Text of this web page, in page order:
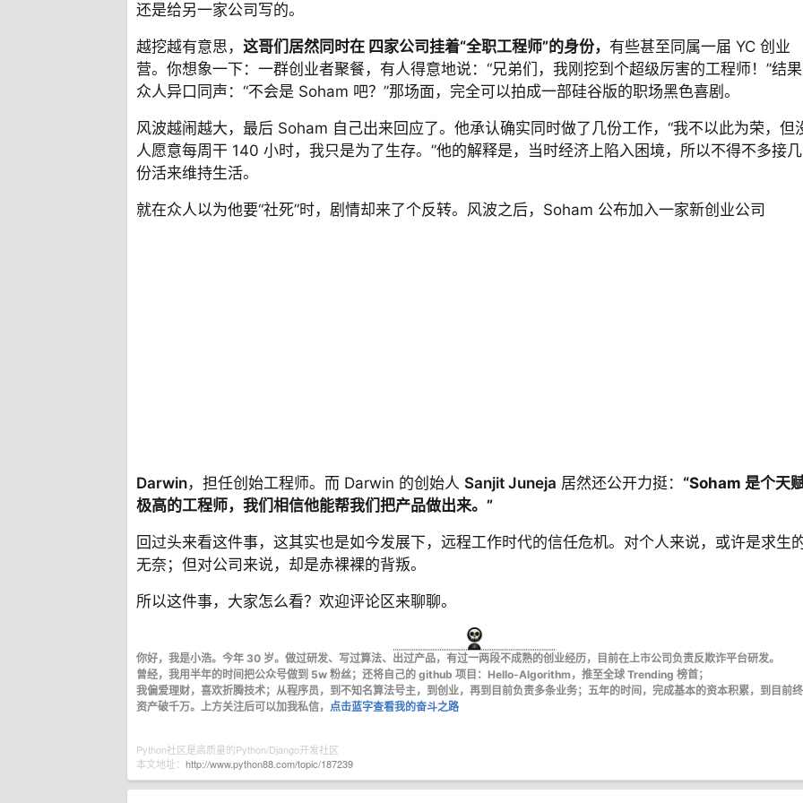
还是给另一家公司写的。
越挖越有意思， 这哥们居然同时在 四家公司挂着“全职工程师”的身份， 有些甚至同属一届 YC 创业
营。你想象一下：一群创业者聚餐，有人得意地说：“兄弟们，我刚挖到个超级厉害的工程师！”结果
众人异口同声：“不会是 Soham 吧？”那场面，完全可以拍成一部硅谷版的职场黑色喜剧。
风波越闹越大，最后 Soham 自己出来回应了。他承认确实同时做了几份工作，“我不以此为荣，但
人愿意每周干 140 小时，我只是为了生存。”他的解释是，当时经济上陷入困境，所以不得不多接几
份活来维持生活。
就在众人以为他要“社死”时，剧情却来了个反转。风波之后，Soham 公布加入一家新创业公司
Darwin，担任创始工程师。而 Darwin 的创始人 Sanjit Juneja 居然还公开力挺： “Soham 是个天
极高的工程师，我们相信他能帮我们把产品做出来。”
回过头来看这件事，这其实也是如今发展下，远程工作时代的信任危机。对个人来说，或许是求生
无奈；但对公司来说，却是赤裸裸的背叛。
所以这件事，大家怎么看？欢迎评论区来聊聊。
你好，我是小浩。今年 30 岁。做过研发、写过算法、出过产品，有过一两段不成熟的创业经历，目前在上市公司负责反欺诈平台研发。
曾经，我用半年的时间把公众号做到 5w 粉丝；还将自己的 github 项目：Hello-Algorithm，推至全球 Trending 榜首；
我偏爱理财，喜欢折腾技术；从程序员，到不知名算法号主，到创业，再到目前负责多条业务；五年的时间，完成基本的资本积累，到目前
资产破千万。 上方关注后可以加我私信， 点击蓝字查看我的奋斗之路
Python社区是高质量的Python/Django开发社区
本文地址： http://www.python88.com/topic/187239